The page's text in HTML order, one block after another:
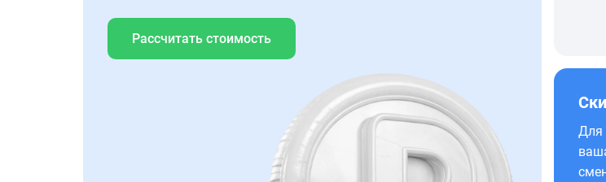
Рассчитать стоимость
Для